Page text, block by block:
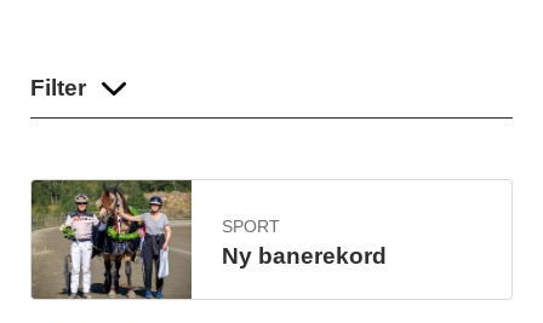
Filter
SPORT
Ny banerekord